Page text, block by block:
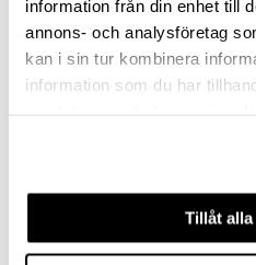
information från din enhet till
annons- och analysföretag
kan i sin tur kombinera
information som du har
Tillåt
604351.50
10,22 kr inkl. moms